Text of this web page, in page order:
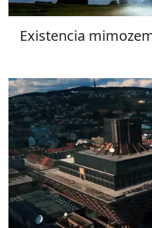
Existencia